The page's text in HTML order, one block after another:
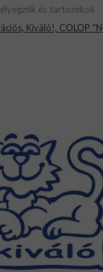
és tartozékok
Kíváló!, COLOP